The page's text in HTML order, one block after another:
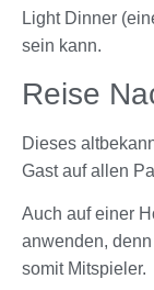
Light Dinner
sein kann.
Reise
Dieses
Gast auf allen
Auch auf einer
anwenden,
somit Mitspieler.